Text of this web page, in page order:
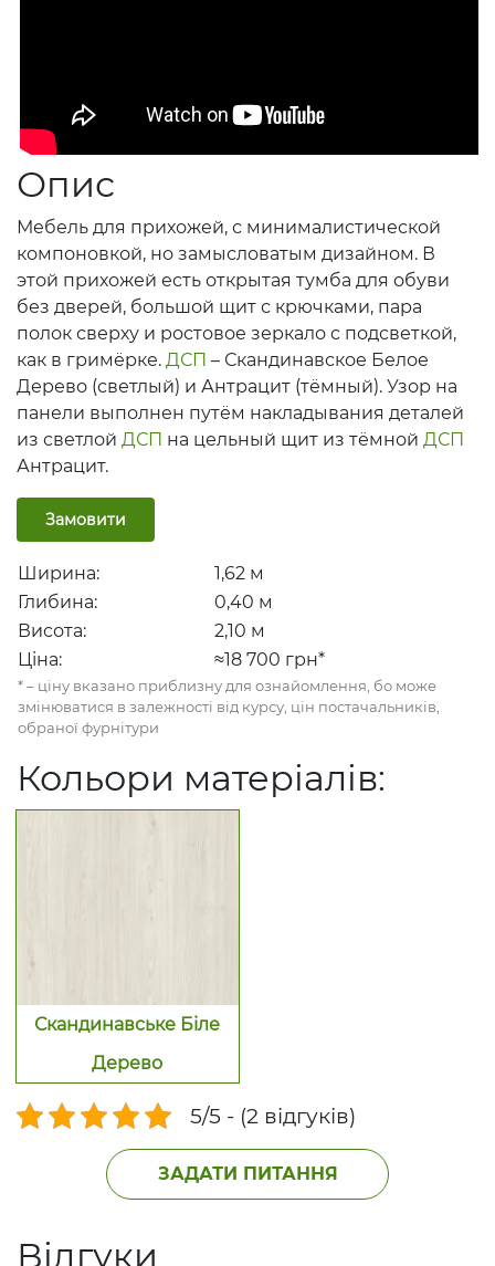
Опис
Мебель для прихожей, с минималистической
компоновкой, но замысловатым дизайном. В
этой прихожей есть открытая тумба для обуви
без дверей, большой щит с крючками, пара
полок сверху и ростовое зеркало с подсветкой,
как в гримёрке. ДСП – Скандинавское Белое
Дерево (светлый) и Антрацит (тёмный). Узор на
панели выполнен путём накладывания деталей
из светлой ДСП на цельный щит из тёмной ДСП
Антрацит.
Замовити
Ширина: 1,62 м
Глибина:
0,40 м
Висота:
2,10 м
Ціна:
≈18 700 грн*
* – ціну вказано приблизну для ознайомлення, бо може
змінюватися в залежності від курсу, цін постачальників,
обраної фурнітури
Кольори матеріалів:
Скандинавське Біле
Дерево
5/5 - (2 відгуків)
ЗАДАТИ ПИТАННЯ
Відгуки